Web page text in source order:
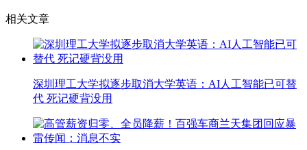
相关文章
深圳理工大学拟逐步取消大学英语：AI人工智能已可替
代 死记硬背没用